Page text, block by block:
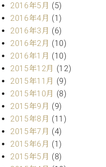
2016年5月 (5)
2016年4月 (1)
2016年3月 (6)
2016年2月 (10)
2016年1月 (10)
2015年12月 (12)
2015年11月 (9)
2015年10月 (8)
2015年9月 (9)
2015年8月 (11)
2015年7月 (4)
2015年6月 (1)
2015年5月 (8)